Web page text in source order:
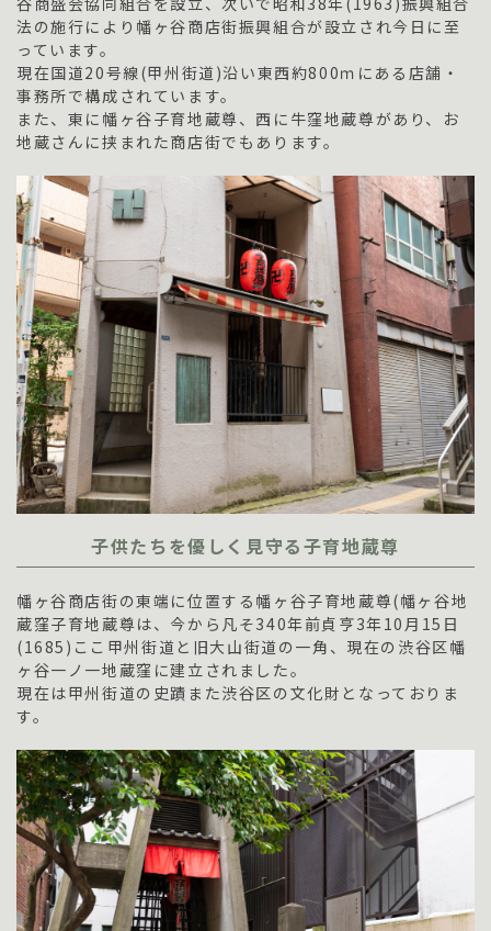
法の施行により幡ヶ谷商店街振興組合が設立され今日に至
っています。
現在国道20号線(甲州街道)沿い東西約800ｍにある店舗・
事務所で構成されています。
また、東に幡ヶ谷子育地蔵尊、西に牛窪地蔵尊があり、お
地蔵さんに挟まれた商店街でもあります。
子供たちを優しく見守る子育地蔵尊
幡ヶ谷商店街の東端に位置する幡ヶ谷子育地蔵尊(幡ヶ谷地
蔵窪子育地蔵尊は、今から凡そ340年前貞亨3年10月15日
(1685)ここ甲州街道と旧大山街道の一角、現在の渋谷区幡
ヶ谷一ノ一地蔵窪に建立されました。
現在は甲州街道の史蹟また渋谷区の文化財となっておりま
す。